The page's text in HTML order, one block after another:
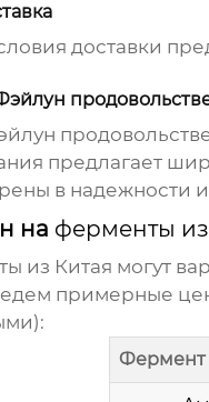
доставки
предлагает
в надежности
на ферменты
из Китая могут
примерные
Фермент